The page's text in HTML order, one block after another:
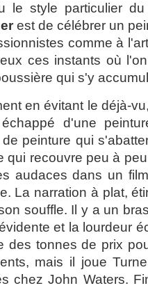
le style particulier
est de célébrer un
comme à
ces instants où
qui s'y
en évitant le déjà-
d'une
peinture qui
qui recouvre peu à
audaces dans un
La narration à plat,
souffle. Il y a un
et la lourdeur
des tonnes de prix
mais il joue
chez John Waters.